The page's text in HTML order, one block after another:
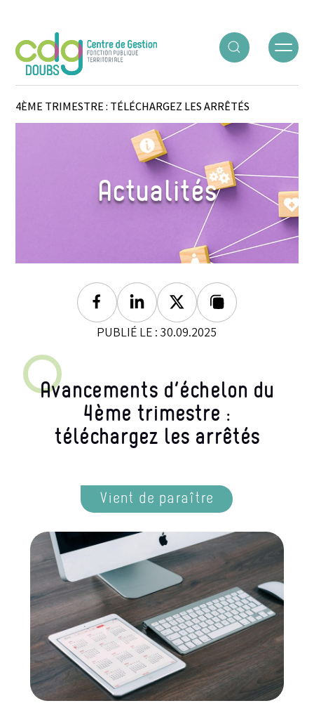
ACCUEIL○ACTUALITÉS○AVANCEMENTS D’ÉCHELON DU
4ÈME TRIMESTRE : TÉLÉCHARGEZ LES ARRÊTÉS
Actualités
FacebookLinkedinTwitterLien copié
PUBLIÉ LE : 30.09.2025
Avancements d’échelon du
4ème trimestre :
téléchargez les arrêtés
Vient de paraître